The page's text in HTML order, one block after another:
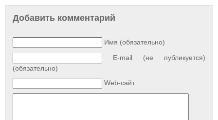
Добавить комментарий
Имя (обязательно)
E-mail (не публикуется)
(обязательно)
Web-сайт